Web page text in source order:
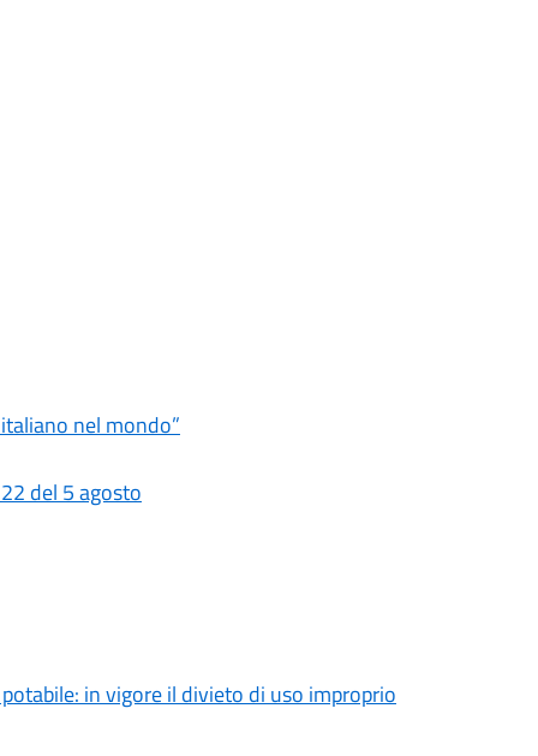
nel mondo”
del 5 agosto
in vigore il divieto di uso improprio